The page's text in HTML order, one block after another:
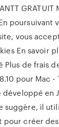
GRATUIT
poursuivant
vous
En savoir
Plus de frais
pour Mac -
en
suggère, il
pour créer des